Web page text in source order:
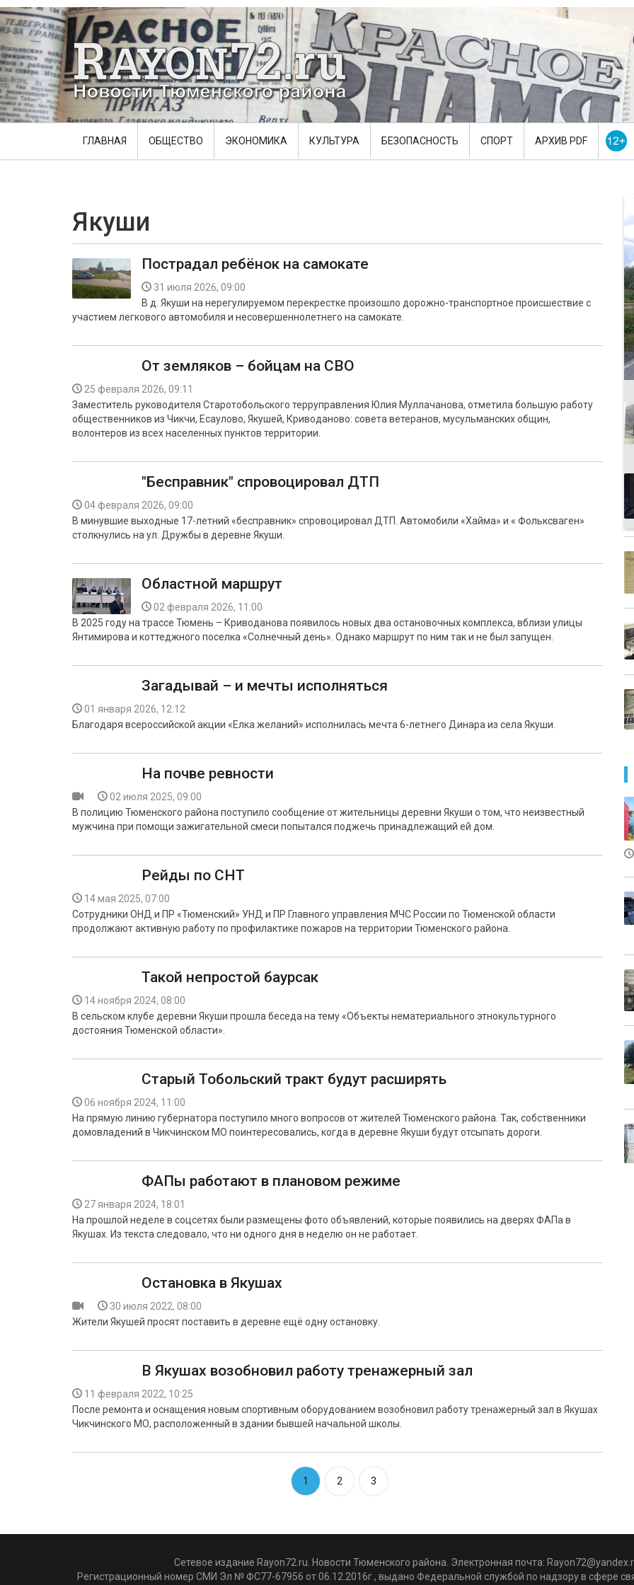
ГЛАВНАЯ ОБЩЕСТВО ЭКОНОМИКА КУЛЬТУРА БЕЗОПАСНОСТЬ СПОРТ АРХИВ PDF
Якуши
Пострадал ребёнок на самокате
31 июля 2026, 09:00
В д. Якуши на нерегулируемом перекрестке произошло дорожно-транспортное происшествие с
участием легкового автомобиля и несовершеннолетнего на самокате.
От земляков – бойцам на СВО
25 февраля 2026, 09:11
Заместитель руководителя Старотобольского терруправления Юлия Муллачанова, отметила большую работу
общественников из Чикчи, Есаулово, Якушей, Криводаново: совета ветеранов, мусульманских общин,
волонтеров из всех населенных пунктов территории.
"Бесправник" спровоцировал ДТП
04 февраля 2026, 09:00
В минувшие выходные 17-летний «бесправник» спровоцировал ДТП. Автомобили «Хайма» и « Фольксваген»
столкнулись на ул. Дружбы в деревне Якуши.
Областной маршрут
02 февраля 2026, 11:00
В 2025 году на трассе Тюмень – Криводанова появилось новых два остановочных комплекса, вблизи улицы
Янтимирова и коттеджного поселка «Солнечный день». Однако маршрут по ним так и не был запущен.
Загадывай – и мечты исполняться
01 января 2026, 12:12
Благодаря всероссийской акции «Елка желаний» исполнилась мечта 6-летнего Динара из села Якуши.
На почве ревности
02 июля 2025, 09:00
В полицию Тюменского района поступило сообщение от жительницы деревни Якуши о том, что неизвестный
мужчина при помощи зажигательной смеси попытался поджечь принадлежащий ей дом.
Рейды по СНТ
14 мая 2025, 07:00
Сотрудники ОНД и ПР «Тюменский» УНД и ПР Главного управления МЧС России по Тюменской области
продолжают активную работу по профилактике пожаров на территории Тюменского района.
Такой непростой баурсак
14 ноября 2024, 08:00
В сельском клубе деревни Якуши прошла беседа на тему «Объекты нематериального этнокультурного
достояния Тюменской области».
Старый Тобольский тракт будут расширять
06 ноября 2024, 11:00
На прямую линию губернатора поступило много вопросов от жителей Тюменского района. Так, собственники
домовладений в Чикчинском МО поинтересовались, когда в деревне Якуши будут отсыпать дороги.
ФАПы работают в плановом режиме
27 января 2024, 18:01
На прошлой неделе в соцсетях были размещены фото объявлений, которые появились на дверях ФАПа в
Якушах. Из текста следовало, что ни одного дня в неделю он не работает.
Остановка в Якушах
30 июля 2022, 08:00
Жители Якушей просят поставить в деревне ещё одну остановку.
В Якушах возобновил работу тренажерный зал
11 февраля 2022, 10:25
После ремонта и оснащения новым спортивным оборудованием возобновил работу тренажерный зал в Якушах
Чикчинского МО, расположенный в здании бывшей начальной школы.
1 2 3
Сетевое издание Rayon72.ru. Новости Тюменского района. Электронная почта:
Регистрационный номер СМИ Эл № ФС77-67956 от 06.12.2016г., выдано Федеральной службой по надзору в сфере